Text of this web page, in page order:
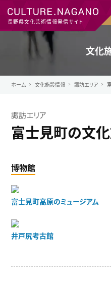
長野県文化芸術情報発信サイト
文化
ホーム 文化施設情報 諏訪エリア
諏訪エリア
富士見町の文
博物館
富士見町高原のミュージアム
井戸尻考古館